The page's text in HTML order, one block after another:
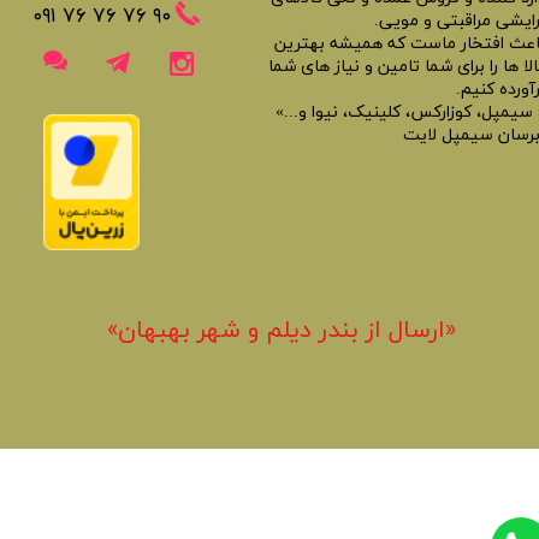
مراقبتی و مویی.
افتخار ماست که همیشه بهترین
ها را برای شما تامین و نیاز های شما
کنیم.
سیمپل، کوزارکس، کلینیک، نیوا و...»
سیمپل لایت
​​٩٠ ٧۶ ٧۶ ٧۶ ٠٩١
«​ارسال از بندر دیلم و شهر بهبهان»